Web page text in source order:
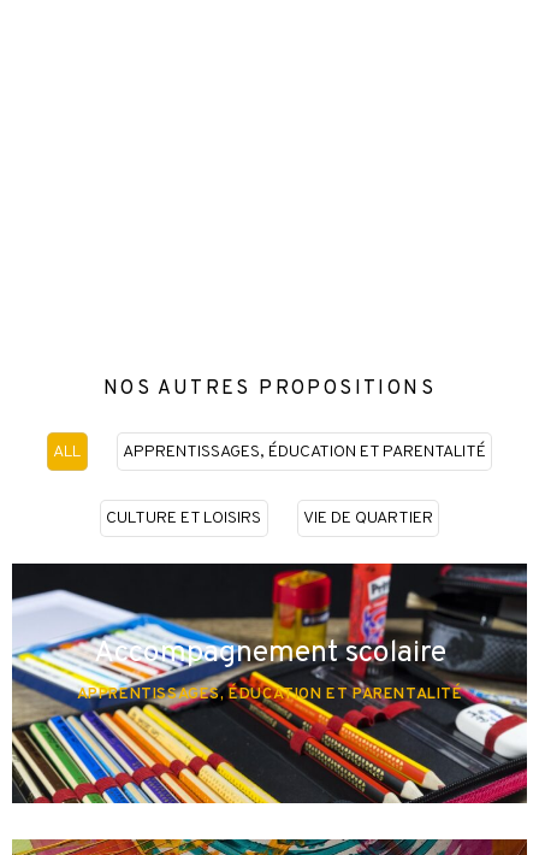
NOS AUTRES PROPOSITIONS
ALL APPRENTISSAGES, ÉDUCATION ET PARENTALITÉ
CULTURE ET LOISIRS VIE DE QUARTIER
Accompagnement scolaire
APPRENTISSAGES, ÉDUCATION ET PARENTALITÉ